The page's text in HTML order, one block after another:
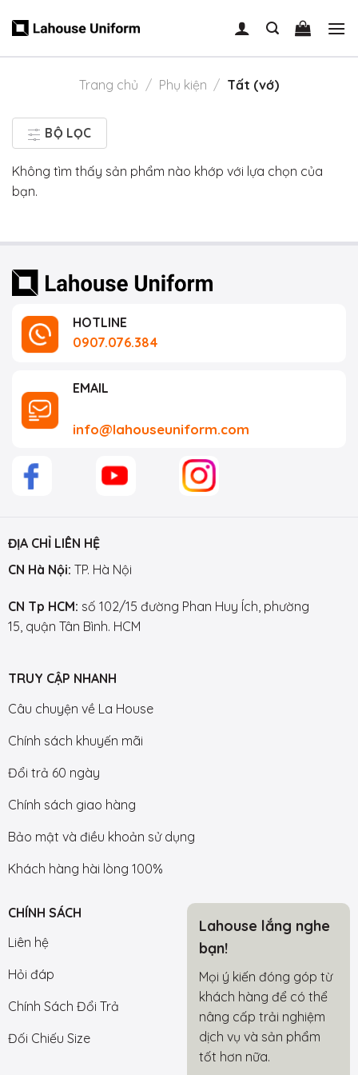
Trang chủ / Phụ kiện / Tất (vớ)
BỘ LỌC
Không tìm thấy sản phẩm nào khớp với lựa chọn của
bạn.
HOTLINE
0907.076.384
EMAIL
info@lahouseuniform.com
ĐỊA CHỈ LIÊN HỆ
CN Hà Nội: TP. Hà Nội
CN Tp HCM: số 102/15 đường Phan Huy Ích, phường
15, quận Tân Bình. HCM
TRUY CẬP NHANH
Câu chuyện về La House
Chính sách khuyến mãi
Đổi trả 60 ngày
Chính sách giao hàng
Bảo mật và điều khoản sử dụng
Khách hàng hài lòng 100%
CHÍNH SÁCH
Liên hệ
Hỏi đáp
Chính Sách Đổi Trả
Đối Chiếu Size
Lahouse lắng nghe
bạn!
Mọi ý kiến đóng góp từ
khách hàng để có thể
nâng cấp trải nghiệm
dịch vụ và sản phẩm
tốt hơn nữa.